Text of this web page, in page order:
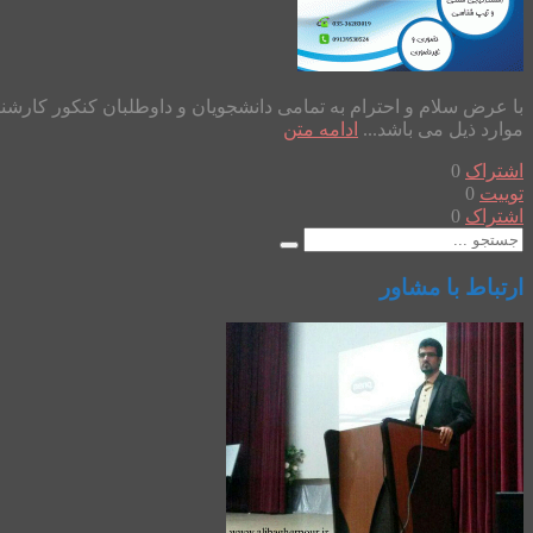
موارد ذیل می باشد... ادامه متن
اشتراک 0
توییت 0
اشتراک 0
ارتباط با مشاور